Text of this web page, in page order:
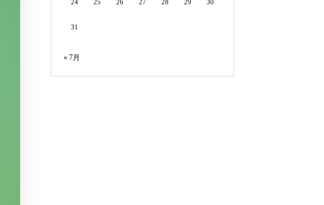
24 25 26 27 28 29 30
31
« 7月